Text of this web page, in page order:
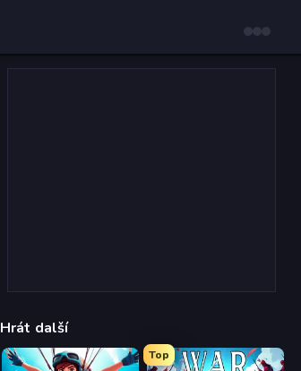
Hrát další
Top